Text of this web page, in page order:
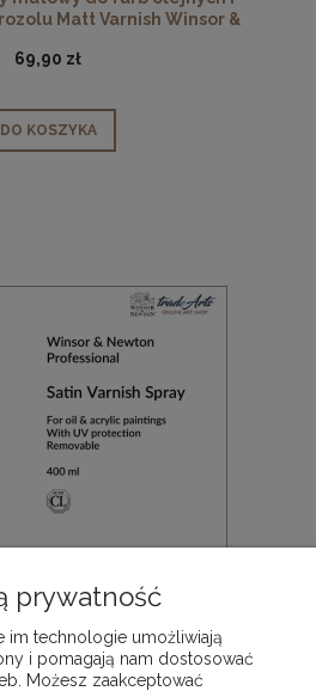
Matt Varnish Winsor &
69,90 zł
DO KOSZYKA
do farb olejnych i
Satin Varnish Winsor &
opak. 400 ml
69,90 zł
prywatność
im technologie umożliwiają
i pomagają nam dostosować
Możesz zaakceptować